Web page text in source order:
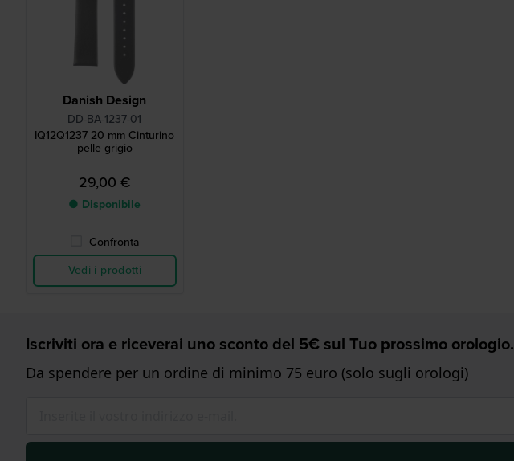
Danish Design
DD-BA-1237-01
IQ12Q1237 20 mm Cinturino
pelle grigio
29,00 €
● Disponibile
Confronta
Vedi i prodotti
Iscriviti ora e riceverai uno sconto del 5€ sul Tuo prossimo orologio.
Da spendere per un ordine di minimo 75 euro (solo sugli orologi)